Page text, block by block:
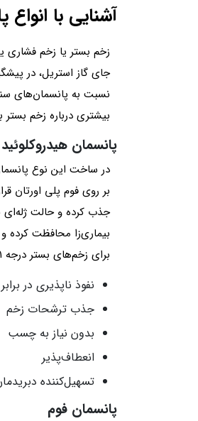
آشنایی با
زخم بستر یا زخم
جای گاز استریل، در
نسبت به پانسمان‌های
بیشتری درباره زخم
پانسمان هیدروکلوئید
در ساخت این نوع
بر روی فوم پلی اورتان
جذب کرده و حالت ژله‌ای
بیماری‌زا محافظت کرده
برای زخم‌های بستر درجه 1 تا ۲ استفاده نمود. از مزایای پانسمان هیدروکلوئید می‌توان به موارد زیر اشاره کرد:
نفوذ ناپذیری در
جذب ترشحات زخم
بدون نیاز به چسب
انعطاف‌پذیر
تسهیل‌کننده
پانسمان فوم